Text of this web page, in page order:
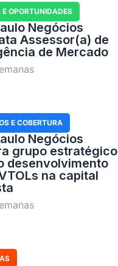
OPORTUNIDADES
Negócios
Assessor(a) de
de Mercado
E COBERTURA
Negócios
grupo estratégico
desenvolvimento
na capital